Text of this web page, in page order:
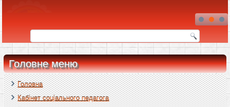
Головне меню
Головна
Кабінет соціального педагога